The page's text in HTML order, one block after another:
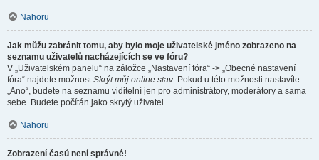
Nahoru
Jak můžu zabránit tomu, aby bylo moje uživatelské jméno zobrazeno na
seznamu uživatelů nacházejících se ve fóru?
V „Uživatelském panelu“ na záložce „Nastavení fóra“ -> „Obecné nastavení
fóra“ najdete možnostSkrýt můj online stav. Pokud u této možnosti nastavíte
„Ano“, budete na seznamu viditelní jen pro administrátory, moderátory a sama
sebe. Budete počítán jako skrytý uživatel.
Nahoru
Zobrazení časů není správné!